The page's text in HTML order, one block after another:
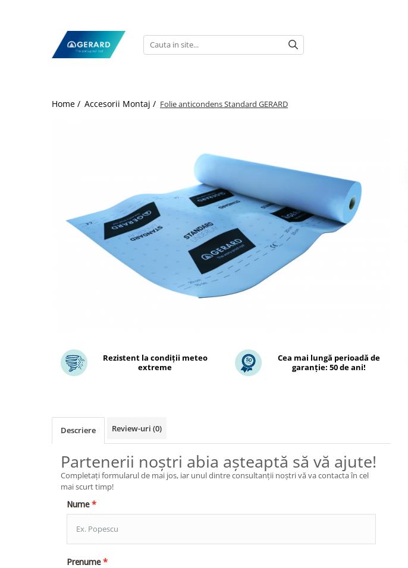
Home / Accesorii Montaj / Folie anticondens Standard GERARD
Rezistent la condiții meteo
extreme
Cea mai lungă perioadă de
garanție: 50 de ani!
Descriere Review-uri (0)
Partenerii noștri abia așteaptă să vă ajute!
Completați formularul de mai jos, iar unul dintre consultanții noștri vă va contacta în cel
mai scurt timp!
Nume
Prenume